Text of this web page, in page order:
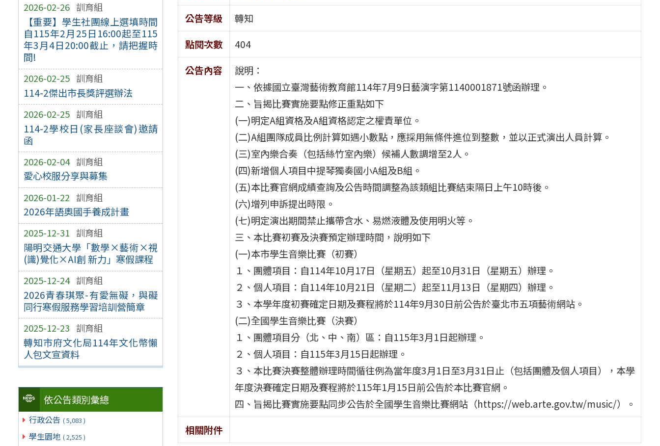
2026-02-26 訓育組
【重要】學生社團線上選填時間
自115年2月25日16:00起至115
年3月4日20:00截止，請把握時
間!
2026-02-25 訓育組
114-2傑出市長獎評選辦法
2026-02-25 訓育組
114-2學校日(家長座談會)邀請
函
2026-02-04 訓育組
愛心校服分享與募集
2026-01-22 訓育組
2026年語奧國手養成計畫
2025-12-31 訓育組
陽明交通大學「數學×藝術×視
(識)覺化×AI創 新力」寒假課程
2025-12-24 訓育組
2026青春琪聚-有愛無礙，與礙
同行寒假服務學習培訓營簡章
2025-12-23 訓育組
轉知市府文化局114年文化幣懶
人包文宣資料
依公告類別彙總
行政公告 ( 5,083 )
學生園地 ( 2,525 )
公告等級
轉知
點閱次數
404
公告內容
說明：
一、依據國立臺灣藝術教育館114年7月9日藝演字第1140001871號函辦理。
二、旨揭比賽實施要點修正重點如下
(一)明定A組資格及A組資格認定之權責單位。
(二)A組團隊成員比例計算如遇小數點，應採用無條件進位到整數，並以正式演出人員計算。
(三)室內樂合奏（包括絲竹室內樂）候補人數調增至2人。
(四)新增個人項目中提琴獨奏國小A組及B組。
(五)本比賽官網成績查詢及公告時間調整為該類組比賽結束隔日上午10時後。
(六)增列申訴提出時限。
(七)明定演出期間禁止攜帶含水、易燃液體及使用明火等。
三、本比賽初賽及決賽預定辦理時間，說明如下
(一)本市學生音樂比賽（初賽）
１、團體項目：自114年10月17日（星期五）起至10月31日（星期五）辦理。
２、個人項目：自114年10月21日（星期二）起至11月13日（星期四）辦理。
３、本學年度初賽確定日期及賽程將於114年9月30日前公告於臺北市五項藝術網站。
(二)全國學生音樂比賽（決賽）
１、團體項目分（北、中、南）區：自115年3月1日起辦理。
２、個人項目：自115年3月15日起辦理。
３、本比賽決賽整體辦理時間循往例為當年度3月1日至3月31日止（包括團體及個人項目），本學
年度決賽確定日期及賽程將於115年1月15日前公告於本比賽官網。
四、旨揭比賽實施要點同步公告於全國學生音樂比賽網站（https://web.arte.gov.tw/music/）。
相關附件